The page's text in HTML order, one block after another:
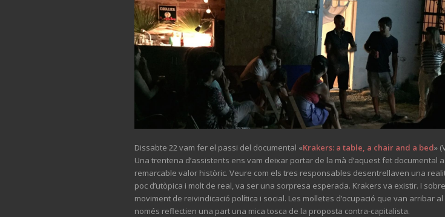
Dissabte 22 vam fer el passi del documental «Krakers: a table, a chair and a bed»
Una trentena d’assistents ens vam deixar portar de la mà d’aquest fet documental
remarcable valor històric. Veure com els tres responsables desentrellaven una
poc d’utòpica i molt de real, va ser una sorpresa esperada. Krakers va existir. I
moviment de reivindicació política i social. Les molletes d’ocupació que van arribar
només reflectien una part una mica tosca de la proposta contra-capitalista.